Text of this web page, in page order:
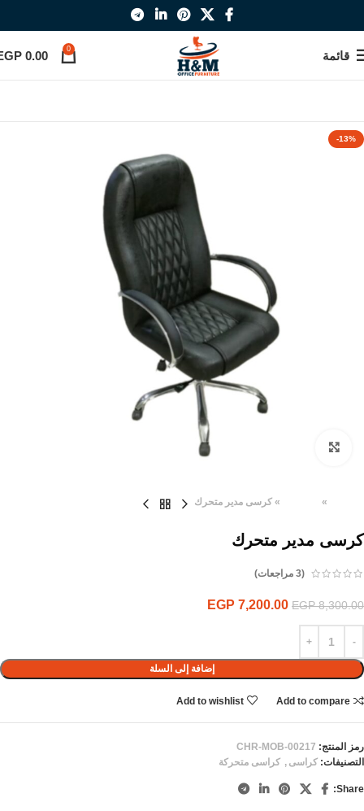
قائمة 0
0.00
-13%
»
» كرسى مدير متحرك
كرسى مدير متحرك
(
3 مراجعات)
EGP8,300.00
EGP 7,200.00
إضافة إلى السلة
Add to compare
Add to wishlist
رمز المنتج: CHR-MOB-00217
التصنيفات: كراسى , كراسى متحركة
Share: